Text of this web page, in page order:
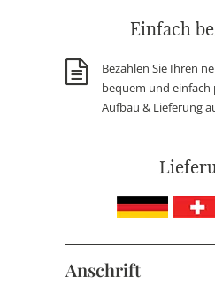
Einfach
Bezahlen Sie Ihren
bequem und einfach
Aufbau & Lieferung
Anschrift